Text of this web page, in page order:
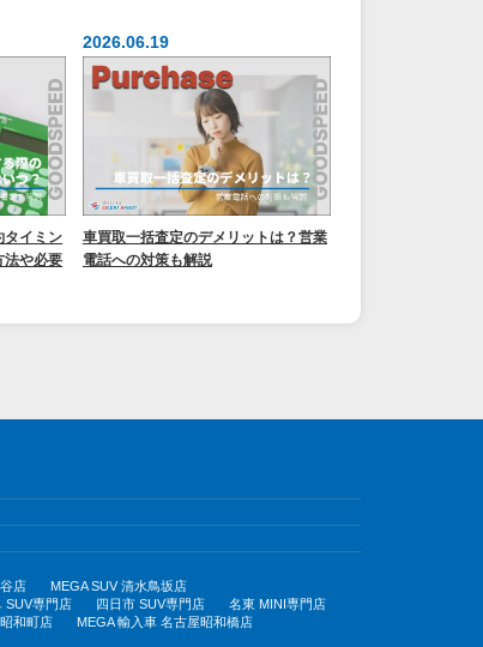
タイミン
法や必要
2026.06.19
車買取一括査定のデメリットは？営業
電話への対策も解説
店
MEGA SUV 清水鳥坂店
SUV専門店 四日市 SUV専門店
名東 MINI専門店
和町店
MEGA 輸入車 名古屋昭和橋店